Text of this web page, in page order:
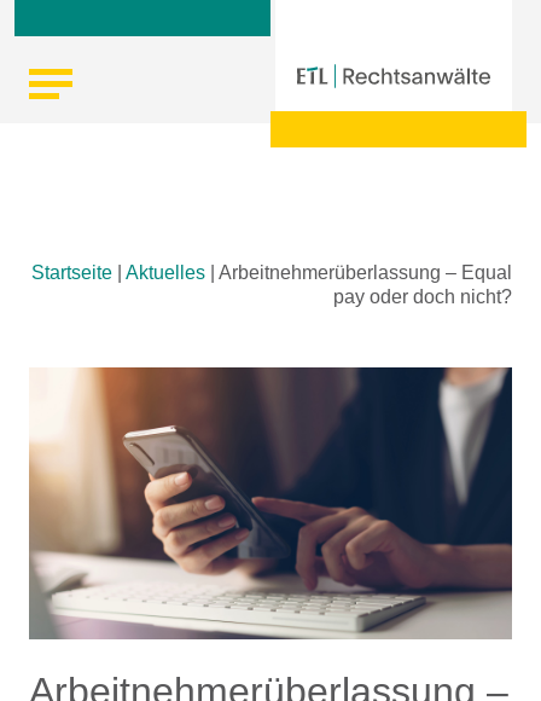
Startseite Aktuelles
Arbeitnehmerüberlassung – Equal
pay oder doch nicht?
Arbeitnehmerüberlassung –